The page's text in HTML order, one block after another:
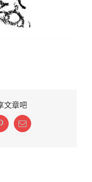
文章吧
Email: